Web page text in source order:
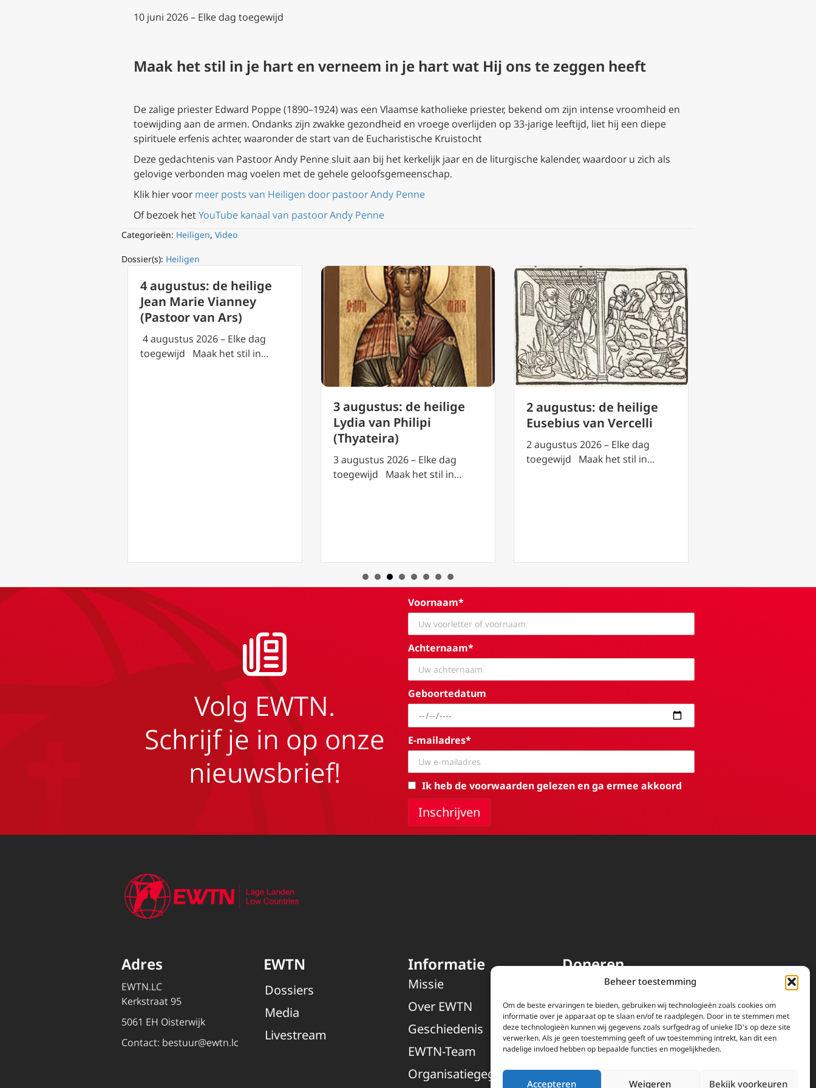
Beheer toestemming
Om de beste ervaringen te bieden, gebruiken wij technologieën zoals cookies om
informatie over je apparaat op te slaan en/of te raadplegen. Door in te stemmen met
deze technologieën kunnen wij gegevens zoals surfgedrag of unieke ID's op deze site
verwerken. Als je geen toestemming geeft of uw toestemming intrekt, kan dit een
nadelige invloed hebben op bepaalde functies en mogelijkheden.
Accepteren Weigeren Bekijk voorkeuren
10 juni 2026 – Elke dag toegewijd
Maak het stil in je hart en verneem in je hart wat Hij ons te zeggen heeft
De zalige priester Edward Poppe (1890–1924) was een Vlaamse katholieke priester, bekend om zijn intense vroomheid en
toewijding aan de armen. Ondanks zijn zwakke gezondheid en vroege overlijden op 33-jarige leeftijd, liet hij een diepe
spirituele erfenis achter, waaronder de start van de Eucharistische Kruistocht
Deze gedachtenis van Pastoor Andy Penne sluit aan bij het kerkelijk jaar en de liturgische kalender, waardoor u zich als
gelovige verbonden mag voelen met de gehele geloofsgemeenschap.
Klik hier voormeer posts van Heiligen door pastoor Andy Penne
Of bezoek hetYouTube kanaal van pastoor Andy Penne
Categorieën: Heiligen, Video
Dossier(s): Heiligen
4 augustus: de heilige
Jean Marie Vianney
(Pastoor van Ars)
4 augustus 2026 – Elke dag
toegewijd Maak het stil in…
3 augustus: de heilige
Lydia van Philipi
(Thyateira)
3 augustus 2026 – Elke dag
toegewijd Maak het stil in…
2 augustus: de heilige
Eusebius van Vercelli
2 augustus 2026 – Elke dag
toegewijd Maak het stil in…
Volg EWTN.
Schrijf je in op onze
nieuwsbrief!
Voornaam*
Achternaam*
Geboortedatum
E-mailadres*
Ik heb de voorwaarden gelezen en ga ermee akkoord
Adres
EWTN.LC
Kerkstraat 95
5061 EH Oisterwijk
Contact: bestuur@ewtn.lc
EWTN
Dossiers
Media
Livestream
Informatie
Missie
Over EWTN
Geschiedenis
EWTN-Team
Organisatiegegevens
Doneren
EWTN wordt uitsluitend
gefinancierd door uw donaties.
Wij ontvangen bewust geen
advertentie-inkomsten of
kerkelijke financiele
Doneren